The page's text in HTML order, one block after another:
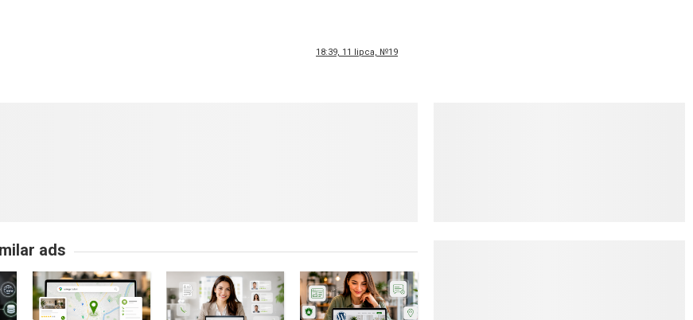
18:39, 11 lipca, №19
ads